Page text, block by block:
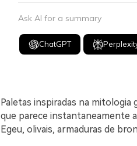
Ask AI for a summary
ChatGPT
Paletas inspiradas na mitologia
que parece instantaneamente
Egeu, olivais, armaduras de